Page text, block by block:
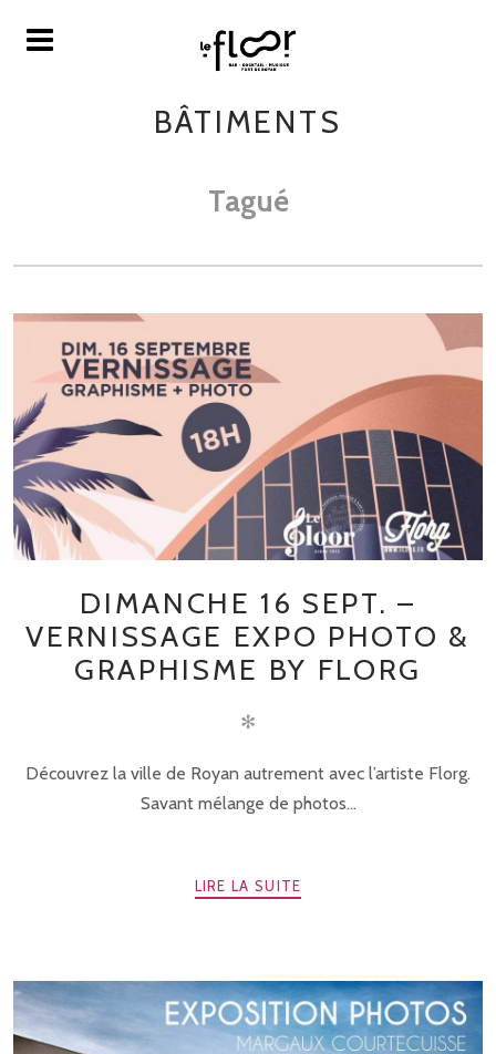
BÂTIMENTS
Tagué
DIMANCHE 16 SEPT. –
VERNISSAGE EXPO PHOTO &
GRAPHISME BY FLORG
✻
Découvrez la ville de Royan autrement avec l’artiste Florg.
Savant mélange de photos...
LIRE LA SUITE